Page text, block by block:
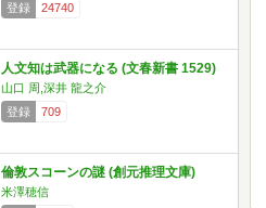
登録
24740
人文知は武器になる (文春新書 1529)
山口 周,深井 龍之介
登録
709
倫敦スコーンの謎 (創元推理文庫)
米澤穂信